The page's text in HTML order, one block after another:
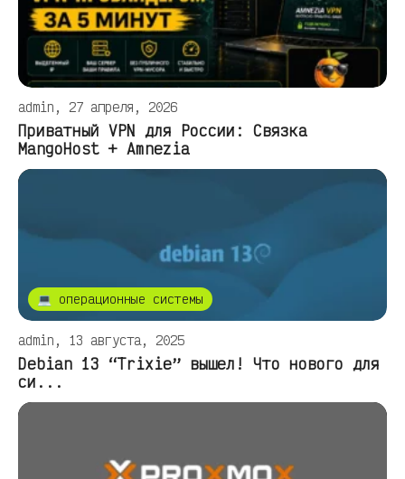
admin, 27 апреля, 2026
Приватный VPN для России: Связка
MangoHost + Amnezia
💻 операционные системы
admin, 13 августа, 2025
Debian 13 “Trixie” вышел! Что нового для
си...